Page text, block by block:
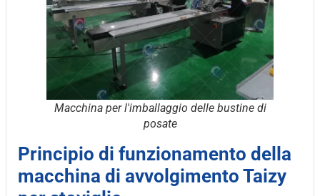
Macchina per l'imballaggio delle bustine di
posate
Principio di funzionamento della
macchina di avvolgimento Taizy